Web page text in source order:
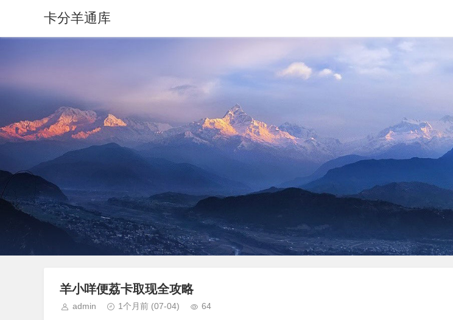
卡分羊通库
羊小咩便荔卡取现全攻略
admin 1个月前 (07-04) 64